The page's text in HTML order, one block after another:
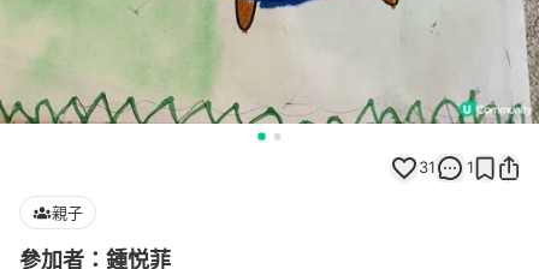
31 1
親子
參加者：鍾悦菲